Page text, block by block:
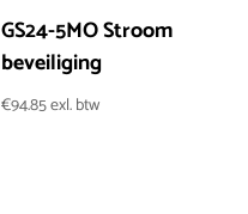
GS24-5MO Stroom
beveiliging
€94.85exl. btw